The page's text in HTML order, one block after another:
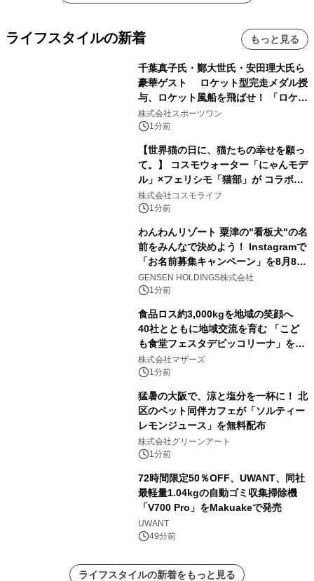
ライフスタイルの新着 もっと見る
千葉真子氏・鄭大世氏・安田理大氏ら
豪華ゲスト ロケット型完走メダル授
与、ロケット風船を飛ばせ！ 「ロケッ
トマラソン2026」開催
株式会社スポーツワン
1分前
【世界猫の日に、猫たちの幸せを願っ
て。】 コスモウォーター「にゃんモデ
ル」×フェリシモ「猫部」が コラボキ
ャンペーンを実施
株式会社コスモライフ
1分前
わんわんリゾート 粟津の"看板犬"の名
前をみんなで決めよう！ Instagramで
「お名前募集キャンペーン」を8月8日
(土)より開催
GENSEN HOLDINGS株式会社
1分前
食品ロス約3,000kgを地域の笑顔へ
40社とともに地域交流を育む 「こど
も食堂フェスタデピッコリーナ」を9
月5日(土)開催
株式会社マザーズ
1分前
猛暑の大阪で、涼と塩分を一杯に！ 北
区のペット同伴カフェが「ソルティー
レモンジュース」を無料配布
株式会社グリーンアート
1分前
72時間限定50％OFF、UWANT、同社
最軽量1.04kgの自動ゴミ収集掃除機
「V700 Pro」をMakuakeで発売
UWANT
49分前
ライフスタイルの新着をもっと見る